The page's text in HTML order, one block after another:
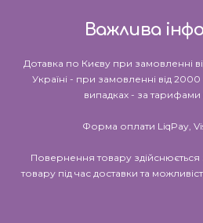
Важлива
Дотавка по Києву при замовленні
Україні - при замовленні від
випадках - за тарифами
Форма оплати LiqPay,
Повернення товару
товару під час доставки та